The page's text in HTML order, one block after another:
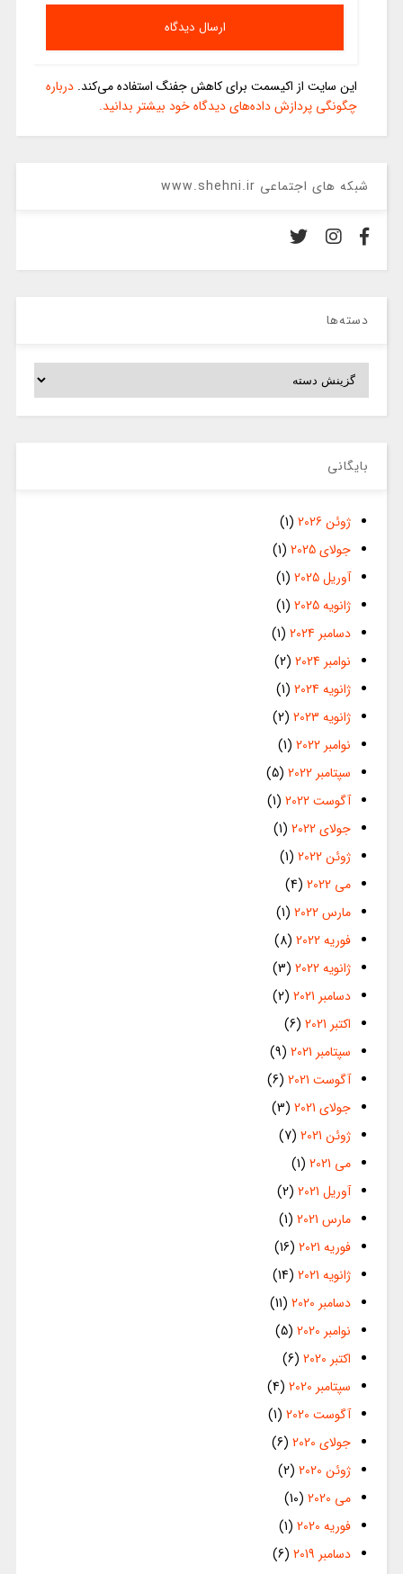
این سایت از اکیسمت برای کاهش جفنگ استفاده می‌کند. درباره
چگونگی پردازش داده‌های دیدگاه خود بیشتر بدانید.
شبکه های اجتماعی www.shehni.ir
دسته‌ها
دسته‌ها
بایگانی
ژوئن 2026
(1)
جولای 2025
(1)
آوریل 2025
(1)
ژانویه 2025
(1)
دسامبر 2024
(1)
نوامبر 2024
(2)
ژانویه 2024
(1)
ژانویه 2023
(2)
نوامبر 2022
(1)
سپتامبر 2022
(5)
آگوست 2022
(1)
جولای 2022
(1)
ژوئن 2022
(1)
می 2022
(4)
مارس 2022
(1)
فوریه 2022
(8)
ژانویه 2022
(3)
دسامبر 2021
(2)
اکتبر 2021
(6)
سپتامبر 2021
(9)
آگوست 2021
(6)
جولای 2021
(3)
ژوئن 2021
(7)
می 2021
(1)
آوریل 2021
(2)
مارس 2021
(1)
فوریه 2021
(16)
ژانویه 2021
(14)
دسامبر 2020
(11)
نوامبر 2020
(5)
اکتبر 2020
(6)
سپتامبر 2020
(4)
آگوست 2020
(1)
جولای 2020
(6)
ژوئن 2020
(2)
می 2020
(10)
فوریه 2020
(1)
دسامبر 2019
(6)